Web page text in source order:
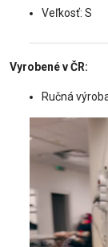
Veľkosť: S
Vyrobené v ČR:
Ručná